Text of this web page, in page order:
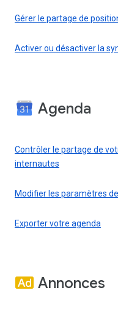
Gérer le partage de
Activer ou désactiver la
Agenda
Contrôler le partage de
internautes
Modifier les paramètres
Exporter votre agenda
Annonces